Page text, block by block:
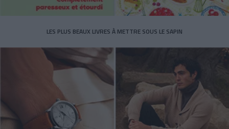
LES PLUS BEAUX LIVRES À METTRE SOUS LE SAPIN